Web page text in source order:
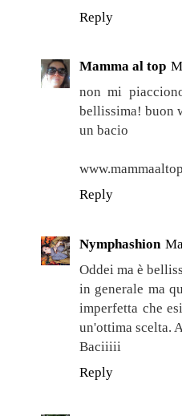
Reply
Mamma al top
non mi
bellissima! buon
un bacio
Reply
Nymphashion
Oddei ma è
in generale ma
imperfetta che
un'ottima scelta.
Baciiiii
Reply